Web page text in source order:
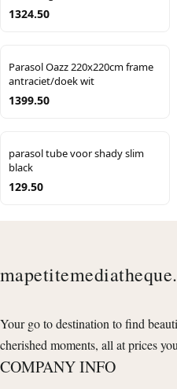
1324.50
Parasol Oazz 220x220cm frame
antraciet/doek wit
1399.50
parasol tube voor shady slim
black
129.50
Your go to destination to find
cherished moments, all at prices
COMPANY INFO